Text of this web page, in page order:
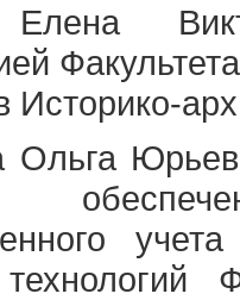
Историко-
Ольга